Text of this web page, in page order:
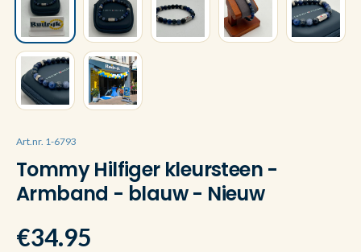
Art.nr. 1-6793
Tommy Hilfiger kleursteen -
Armband - blauw - Nieuw
€34.95